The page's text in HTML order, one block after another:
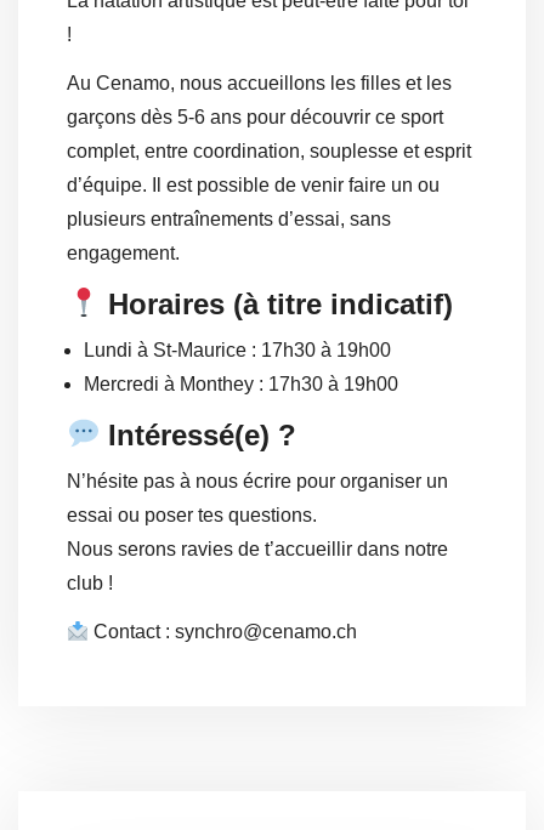
!
Au Cenamo, nous accueillons les filles et les
garçons dès 5-6 ans pour découvrir ce sport
complet, entre coordination, souplesse et esprit
d’équipe. Il est possible de venir faire un ou
plusieurs entraînements d’essai, sans
engagement.
Horaires (à titre indicatif)
Lundi à St-Maurice : 17h30 à 19h00
Mercredi à Monthey : 17h30 à 19h00
Intéressé(e) ?
N’hésite pas à nous écrire pour organiser un
essai ou poser tes questions.
Nous serons ravies de t’accueillir dans notre
club !
Contact : synchro@cenamo.ch